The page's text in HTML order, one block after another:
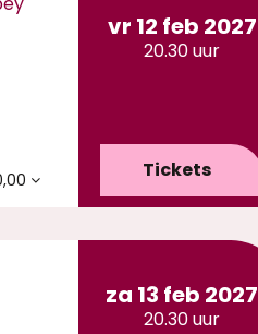
vr 12 feb 2027
20.30 uur
Tickets
za 13 feb 2027
20.30 uur